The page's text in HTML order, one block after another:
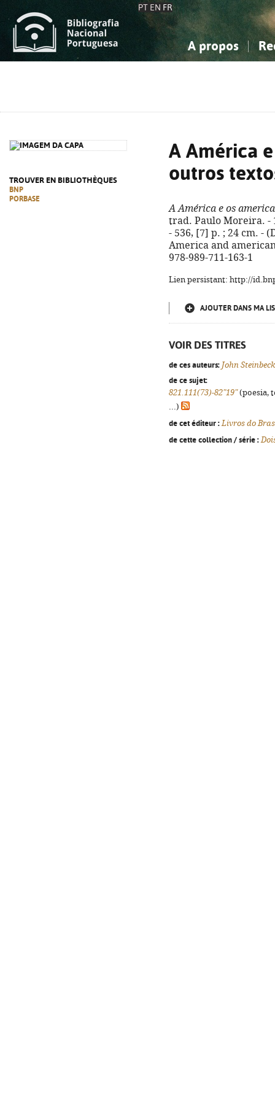
PT EN FR
A propos
TROUVER EN BIBLIOTHÈQUES
BNP
PORBASE
A América
outros
A América e os
trad. Paulo Moreira. -
- 536, [7] p. ; 24 cm. -
America and
978-989-711-163-1
Lien persistant: http://
AJOUTER DANS MA
VOIR DES TITRES
de ces auteurs: John Steinbeck
de ce sujet:
821.111(73)-82"19"(poesia,
...)
de cet éditeur : Livros do
de cette collection / série :